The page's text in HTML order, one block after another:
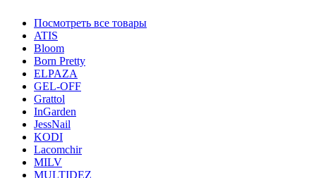
Посмотреть все товары
ATIS
Bloom
Born Pretty
ELPAZA
GEL-OFF
Grattol
InGarden
JessNail
KODI
Lacomchir
MILV
MULTIDEZ